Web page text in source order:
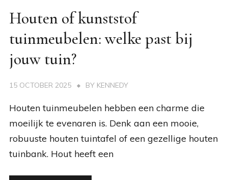
Houten of kunststof
tuinmeubelen: welke past bij
jouw tuin?
15 OCTOBER 2025 BY KENNEDY
Houten tuinmeubelen hebben een charme die
moeilijk te evenaren is. Denk aan een mooie,
robuuste houten tuintafel of een gezellige houten
tuinbank. Hout heeft een